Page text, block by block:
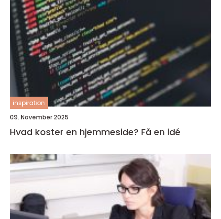
inspiration
09. November 2025
Hvad koster en hjemmeside? Få en idé